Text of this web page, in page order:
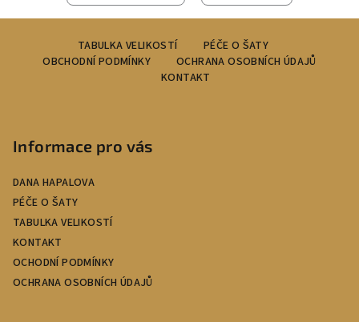
TABULKA VELIKOSTÍ
PÉČE O ŠATY
OBCHODNÍ PODMÍNKY
OCHRANA OSOBNÍCH ÚDAJŮ
KONTAKT
Informace pro vás
DANA HAPALOVA
PÉČE O ŠATY
TABULKA VELIKOSTÍ
KONTAKT
OCHODNÍ PODMÍNKY
OCHRANA OSOBNÍCH ÚDAJŮ